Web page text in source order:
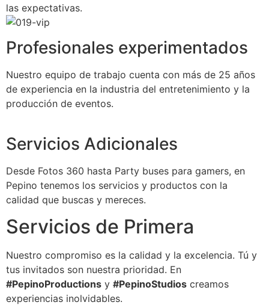
las expectativas.
Profesionales experimentados
Nuestro equipo de trabajo cuenta con más de 25 años
de experiencia en la industria del entretenimiento y la
producción de eventos.
Servicios Adicionales
Desde Fotos 360 hasta Party buses para gamers, en
Pepino tenemos los servicios y productos con la
calidad que buscas y mereces.
Servicios de Primera
Nuestro compromiso es la calidad y la excelencia. Tú y
tus invitados son nuestra prioridad. En
#PepinoProductions y #PepinoStudios creamos
experiencias inolvidables.